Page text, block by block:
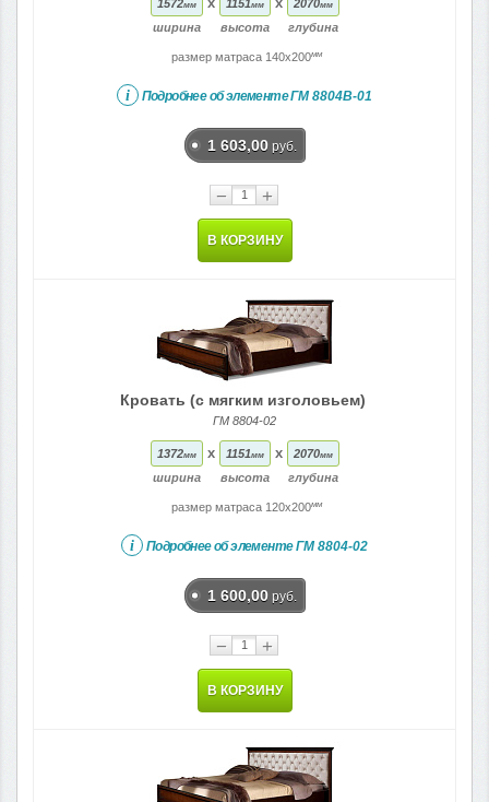
1572мм
ширина
1151мм
высота
2070мм
глубина
размер матраса 140x200мм
i Подробнее об элементеГМ 8804В-01
1 603,00 руб.
− +
В КОРЗИНУ
Кровать (с мягким изголовьем)
ГМ 8804-02
1372мм
ширина
x 1151мм
высота
x 2070мм
глубина
размер матраса 120x200мм
i Подробнее об элементеГМ 8804-02
1 600,00 руб.
− +
В КОРЗИНУ